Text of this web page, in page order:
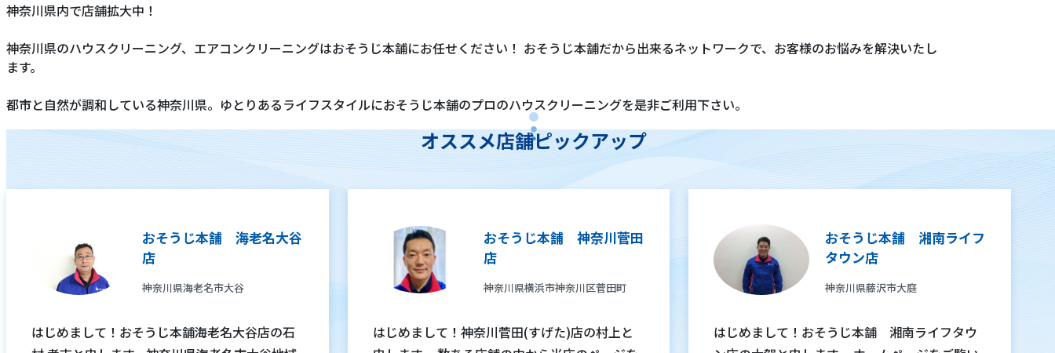
神奈川県内で店舗拡大中！
神奈川県のハウスクリーニング、エアコンクリーニングはおそうじ本舗にお任せください！ おそうじ本舗だから出来るネットワークで、お客様のお悩みを解決いたし
ます。
都市と自然が調和している神奈川県。ゆとりあるライフスタイルにおそうじ本舗のプロのハウスクリーニングを是非ご利用下さい。
オススメ店舗ピックアップ
おそうじ本舗 海老名大谷
店
神奈川県海老名市大谷
はじめまして！おそうじ本舗海老名大谷店の石
おそうじ本舗 神奈川菅田
店
神奈川県横浜市神奈川区菅田町
はじめまして！神奈川菅田(すげた)店の村上と
おそうじ本舗 湘南ライフ
タウン店
神奈川県藤沢市大庭
はじめまして！おそうじ本舗 湘南ライフタウ